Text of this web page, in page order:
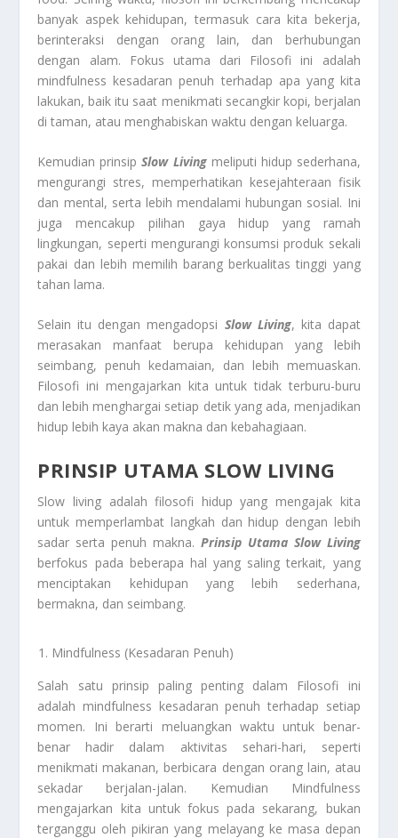
banyak aspek kehidupan, termasuk cara kita bekerja,
berinteraksi dengan orang lain, dan berhubungan
dengan alam. Fokus utama dari Filosofi ini adalah
mindfulness kesadaran penuh terhadap apa yang kita
lakukan, baik itu saat menikmati secangkir kopi, berjalan
di taman, atau menghabiskan waktu dengan keluarga.
Kemudian prinsipSlow Livingmeliputi hidup sederhana,
mengurangi stres, memperhatikan kesejahteraan fisik
dan mental, serta lebih mendalami hubungan sosial. Ini
juga mencakup pilihan gaya hidup yang ramah
lingkungan, seperti mengurangi konsumsi produk sekali
pakai dan lebih memilih barang berkualitas tinggi yang
tahan lama.
Selain itu dengan mengadopsi Slow Living, kita dapat
merasakan manfaat berupa kehidupan yang lebih
seimbang, penuh kedamaian, dan lebih memuaskan.
Filosofi ini mengajarkan kita untuk tidak terburu-buru
dan lebih menghargai setiap detik yang ada, menjadikan
hidup lebih kaya akan makna dan kebahagiaan.
PRINSIP UTAMA SLOW LIVING
Slow living adalah filosofi hidup yang mengajak kita
untuk memperlambat langkah dan hidup dengan lebih
sadar serta penuh makna. Prinsip Utama Slow Living
berfokus pada beberapa hal yang saling terkait, yang
menciptakan kehidupan yang lebih sederhana,
bermakna, dan seimbang.
Mindfulness (Kesadaran Penuh)
Salah satu prinsip paling penting dalam Filosofi ini
adalah mindfulness kesadaran penuh terhadap setiap
momen. Ini berarti meluangkan waktu untuk benar-
benar hadir dalam aktivitas sehari-hari, seperti
menikmati makanan, berbicara dengan orang lain, atau
sekadar berjalan-jalan. Kemudian Mindfulness
mengajarkan kita untuk fokus pada sekarang, bukan
terganggu oleh pikiran yang melayang ke masa depan